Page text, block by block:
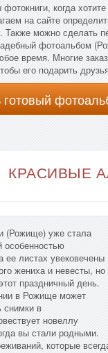
когда
на сайте
Также можно сделать
фотоальбом
время. Многие
его подарить
готовый
КРАСИВЫЕ
(Рожище) уже стала
особенностью
листах увековечены
жениха и невесты, но
праздничный день.
в Рожище может
снимки в
новеллу
вы стали родными.
которые